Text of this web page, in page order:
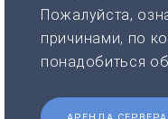
Пожалуйста,
причинами, по
понадобиться